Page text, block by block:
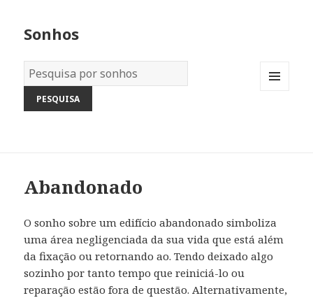
Sonhos
Dicionário
dos
Sonhos:
Abandonado
O sonho sobre um edifício abandonado simboliza
uma área negligenciada da sua vida que está além
da fixação ou retornando ao. Tendo deixado algo
sozinho por tanto tempo que reiniciá-lo ou
reparação estão fora de questão. Alternativamente,